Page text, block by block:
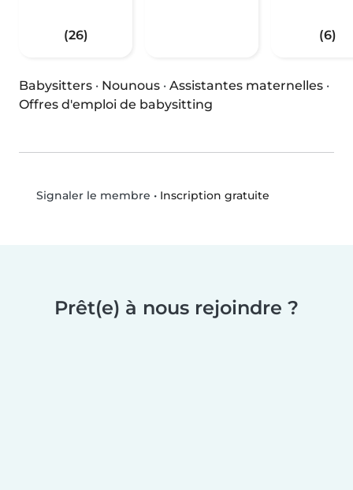
(26) (6)
Babysitters · Nounous · Assistantes maternelles ·
Offres d'emploi de babysitting
Signaler le membre • Inscription gratuite
Prêt(e) à nous rejoindre ?